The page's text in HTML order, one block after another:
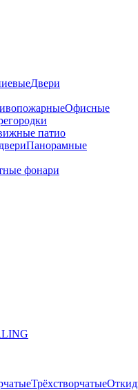
Двери
Офисные
патио
Панорамные
фонари
Трёхстворчатые